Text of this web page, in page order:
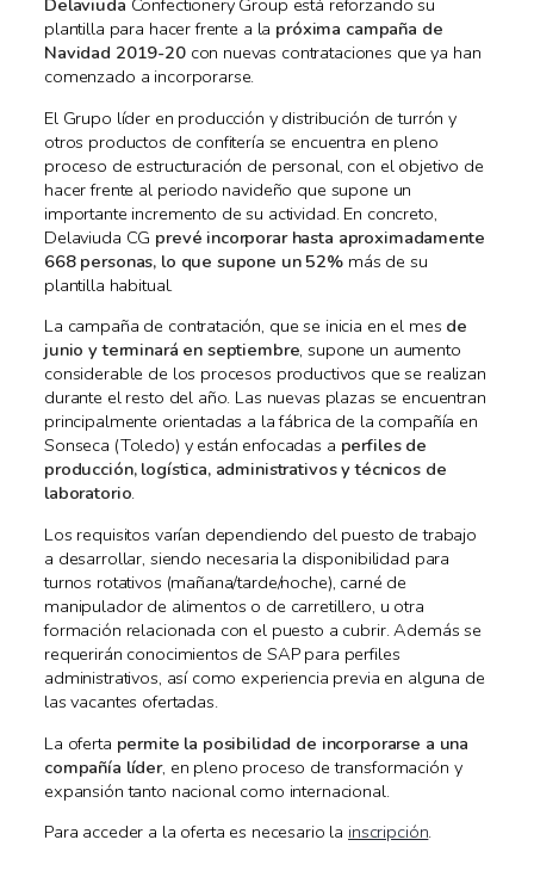
Delaviuda Confectionery Group está reforzando su
plantilla para hacer frente a la próxima campaña de
Navidad 2019-20con nuevas contrataciones que ya han
comenzado a incorporarse.
El Grupo líder en producción y distribución de turrón y
otros productos de confitería se encuentra en pleno
proceso de estructuración de personal, con el objetivo de
hacer frente al periodo navideño que supone un
importante incremento de su actividad. En concreto,
Delaviuda CG prevé incorporar hasta aproximadamente
668 personas, lo que supone un 52% más de su
plantilla habitual.
La campaña de contratación, que se inicia en el mes de
junio y terminará en septiembre, supone un aumento
considerable de los procesos productivos que se realizan
durante el resto del año. Las nuevas plazas se encuentran
principalmente orientadas a la fábrica de la compañía en
Sonseca (Toledo) y están enfocadas a perfiles de
producción, logística, administrativos y técnicos de
laboratorio.
Los requisitos varían dependiendo del puesto de trabajo
a desarrollar, siendo necesaria la disponibilidad para
turnos rotativos (mañana/tarde/noche), carné de
manipulador de alimentos o de carretillero, u otra
formación relacionada con el puesto a cubrir. Además se
requerirán conocimientos de SAP para perfiles
administrativos, así como experiencia previa en alguna de
las vacantes ofertadas.
La oferta permite la posibilidad de incorporarse a una
compañía líder, en pleno proceso de transformación y
expansión tanto nacional como internacional.
Para acceder a la oferta es necesario la inscripción.